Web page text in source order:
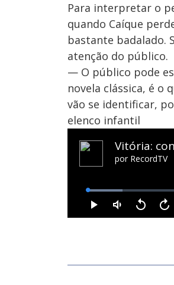
Para interpretar o
quando Caíque
bastante badalado.
atenção do público.
— O público pode
novela clássica, é o
vão se identificar,
elenco infantil